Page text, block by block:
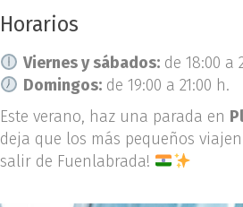
Horarios
Viernes y sábados:de 18:00 a
Domingos:de 19:00 a 21:00 h.
Este verano, haz una parada en
deja que los más pequeños
salir de Fuenlabrada!